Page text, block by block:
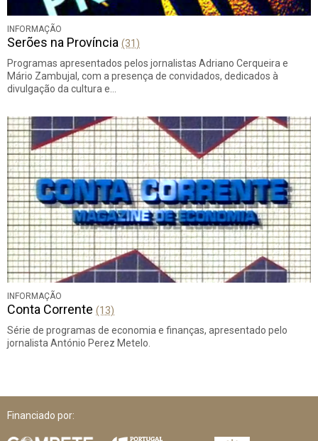
INFORMAÇÃO
Serões na Província (31)
Programas apresentados pelos jornalistas Adriano Cerqueira e
Mário Zambujal, com a presença de convidados, dedicados à
divulgação da cultura e…
INFORMAÇÃO
Conta Corrente (13)
Série de programas de economia e finanças, apresentado pelo
jornalista António Perez Metelo.
Financiado por: